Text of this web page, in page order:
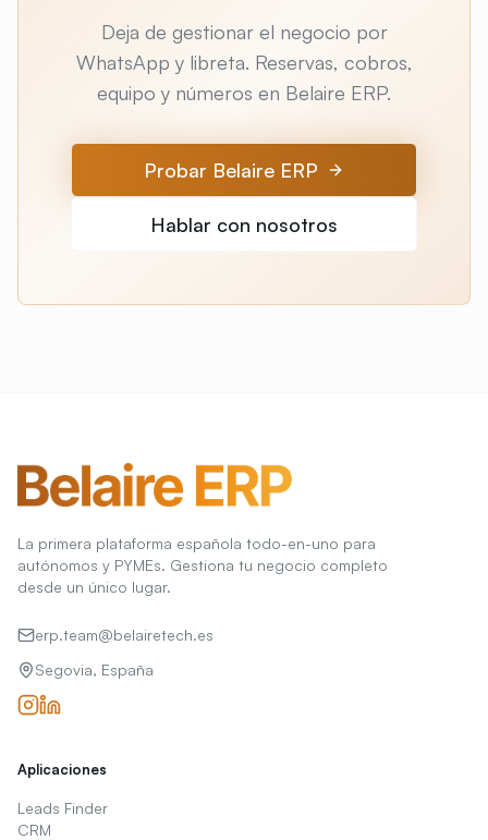
Deja de gestionar el negocio por
WhatsApp y libreta. Reservas, cobros,
equipo y números en Belaire ERP.
Probar Belaire ERP
Hablar con nosotros
La primera plataforma española todo-en-uno para
autónomos y PYMEs. Gestiona tu negocio completo
desde un único lugar.
erp.team@belairetech.es
Segovia, España
Aplicaciones
Leads Finder
CRM